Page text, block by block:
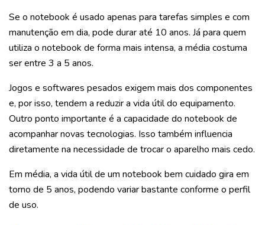
Se o notebook é usado apenas para tarefas simples e com
manutenção em dia, pode durar até 10 anos. Já para quem
utiliza o notebook de forma mais intensa, a média costuma
ser entre 3 a 5 anos.
Jogos e softwares pesados exigem mais dos componentes
e, por isso, tendem a reduzir a vida útil do equipamento.
Outro ponto importante é a capacidade do notebook de
acompanhar novas tecnologias. Isso também influencia
diretamente na necessidade de trocar o aparelho mais cedo.
Em média, a vida útil de um notebook bem cuidado gira em
torno de 5 anos, podendo variar bastante conforme o perfil
de uso.